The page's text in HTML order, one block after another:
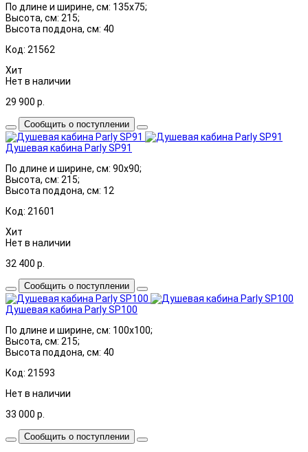
По длине и ширине, см: 135x75;
Высота, см: 215;
Высота поддона, см: 40
Код: 21562
Хит
Нет в наличии
29 900 р.
Сообщить о поступлении
Душевая кабина Parly SP91
По длине и ширине, см: 90x90;
Высота, см: 215;
Высота поддона, см: 12
Код: 21601
Хит
Нет в наличии
32 400 р.
Сообщить о поступлении
Душевая кабина Parly SP100
По длине и ширине, см: 100x100;
Высота, см: 215;
Высота поддона, см: 40
Код: 21593
Нет в наличии
33 000 р.
Сообщить о поступлении